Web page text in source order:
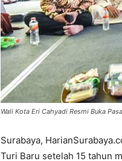
Wali Kota Eri Cahyadi Resmi Buka
Surabaya,
Turi Baru setelah 15 tahun